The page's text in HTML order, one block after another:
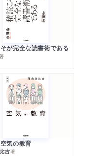
が完全な読書術である
気の教育
古著